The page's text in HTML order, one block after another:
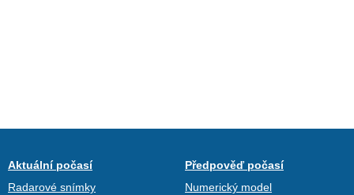
Aktuální počasí
Radarové snímky
Předpověď počasí
Numerický model